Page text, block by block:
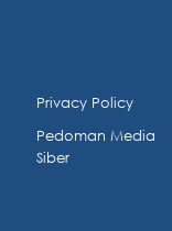
Privacy Policy
Pedoman Media
Siber